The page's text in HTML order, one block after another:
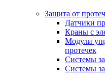
Защита от
Датчики
Краны с
Модули
протечек
Системы
Системы